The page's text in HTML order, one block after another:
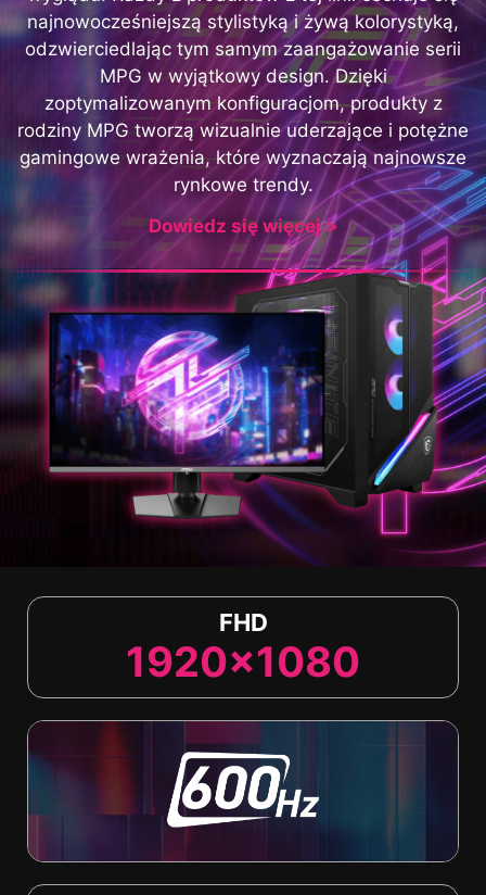
najnowocześniejszą stylistyką i żywą kolorystyką,
odzwierciedlając tym samym zaangażowanie serii
MPG w wyjątkowy design. Dzięki
zoptymalizowanym konfiguracjom, produkty z
rodziny MPG tworzą wizualnie uderzające i potężne
gamingowe wrażenia, które wyznaczają najnowsze
rynkowe trendy.
Dowiedz się więcej >
FHD
1920x1080